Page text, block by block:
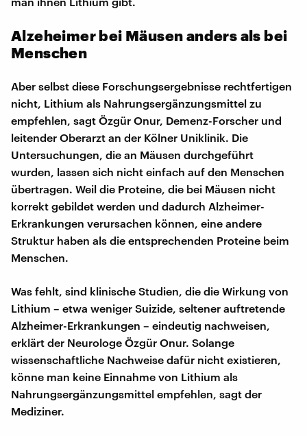
Alzeheimer bei Mäusen anders als bei
Menschen
Aber selbst diese Forschungsergebnisse rechtfertigen
nicht, Lithium als Nahrungsergänzungsmittel zu
empfehlen, sagt Özgür Onur, Demenz-Forscher und
leitender Oberarzt an der Kölner Uniklinik. Die
Untersuchungen, die an Mäusen durchgeführt
wurden, lassen sich nicht einfach auf den Menschen
übertragen. Weil die Proteine, die bei Mäusen nicht
korrekt gebildet werden und dadurch Alzheimer-
Erkrankungen verursachen können, eine andere
Struktur haben als die entsprechenden Proteine beim
Menschen.
Was fehlt, sind klinische Studien, die die Wirkung von
Lithium – etwa weniger Suizide, seltener auftretende
Alzheimer-Erkrankungen – eindeutig nachweisen,
erklärt der Neurologe Özgür Onur. Solange
wissenschaftliche Nachweise dafür nicht existieren,
könne man keine Einnahme von Lithium als
Nahrungsergänzungsmittel empfehlen, sagt der
Mediziner.